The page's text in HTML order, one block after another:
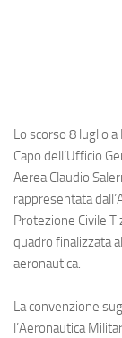
Industria
Eventi
Lo scorso 8 luglio a
Capo dell’Ufficio
Aerea Claudio
rappresentata
Protezione Civile
quadro finalizzata
aeronautica.
La convenzione
l’Aeronautica